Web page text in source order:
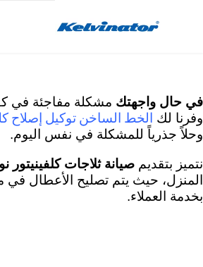
Skip
في حال واجهتك مشكلة مفاجئة في
وفرنا لك الخط الساخن توكيل إصلاح
وحلاً جذرياً للمشكلة في نفس اليوم.
نتميز بتقديم صيانة ثلاجات
المنزل، حيث يتم تصليح الأعطال في مكانها باستخدام قطع غيار
بخدمة العملاء.